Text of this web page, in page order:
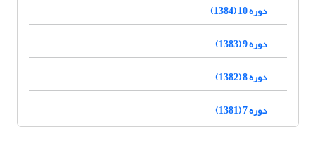
دوره 10 (1384)
دوره 9 (1383)
دوره 8 (1382)
دوره 7 (1381)